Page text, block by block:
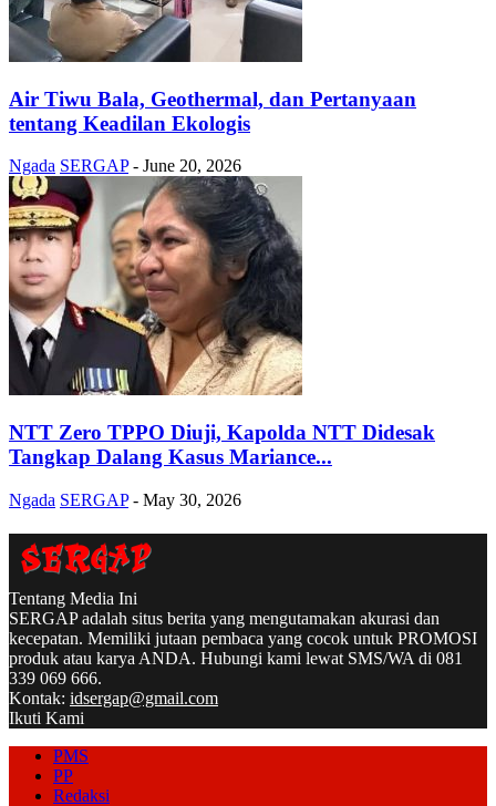
Air Tiwu Bala, Geothermal, dan Pertanyaan
tentang Keadilan Ekologis
Ngada SERGAP - June 20, 2026
NTT Zero TPPO Diuji, Kapolda NTT Didesak
Tangkap Dalang Kasus Mariance...
Ngada SERGAP - May 30, 2026
Tentang Media Ini
SERGAP adalah situs berita yang mengutamakan akurasi dan
kecepatan. Memiliki jutaan pembaca yang cocok untuk PROMOSI
produk atau karya ANDA. Hubungi kami lewat SMS/WA di 081
339 069 666.
Kontak: idsergap@gmail.com
Ikuti Kami
PMS
PP
Redaksi